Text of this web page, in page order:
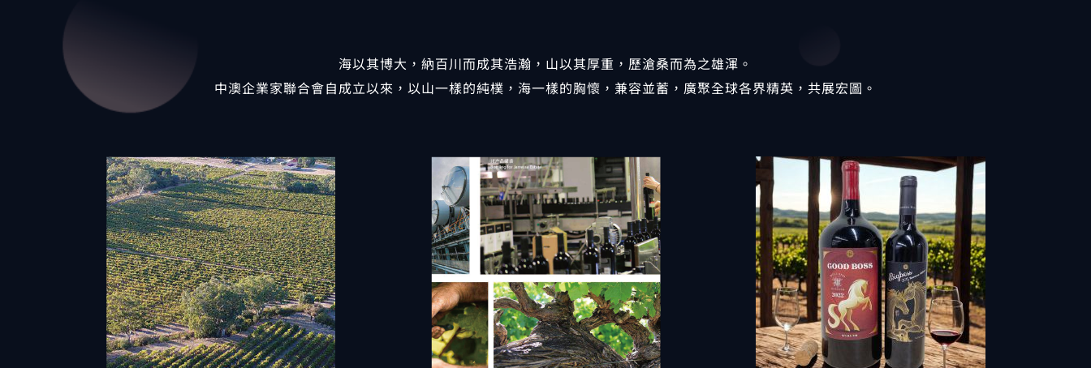
海以其博大，納百川而成其浩瀚，山以其厚重，歷滄桑而為之雄渾。
中澳企業家聯合會自成立以來，以山一樣的純樸，海一樣的胸懷，兼容並蓄，廣聚全球各界精英，共展宏圖。